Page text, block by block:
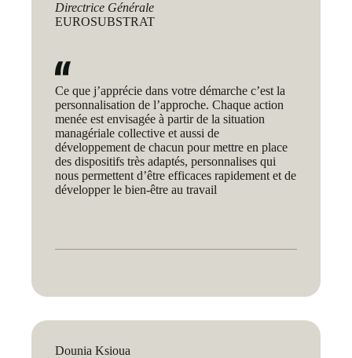
Directrice Générale
EUROSUBSTRAT
Ce que j’apprécie dans votre démarche c’est la
personnalisation de l’approche. Chaque action
menée est envisagée à partir de la situation
managériale collective et aussi de
développement de chacun pour mettre en place
des dispositifs très adaptés, personnalises qui
nous permettent d’être efficaces rapidement et de
développer le bien-être au travail
Dounia Ksioua